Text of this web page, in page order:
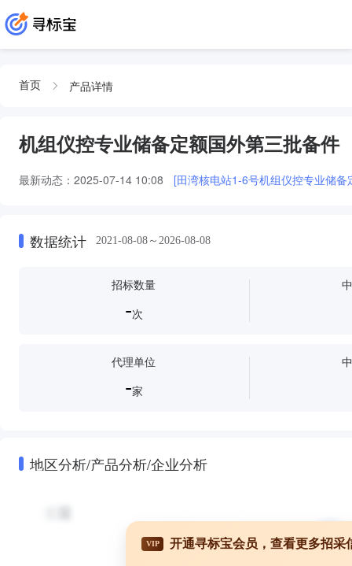
首页 产品详情
机组仪控专业储备定额国外第三批备件
最新动态： 2025-07-14 10:08 [田湾核电站1-6号机组仪控专业储
数据统计 2021-08-08～2026-08-08
招标数量
-次
代理单位
-家
地区分析/产品分析/企业分析
VIP 开通寻标宝会员，查看更多招采